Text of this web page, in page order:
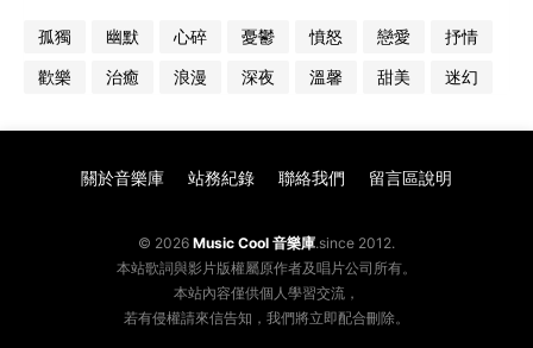
孤獨 幽默 心碎 憂鬱 憤怒 戀愛
抒情
歡樂
治癒 浪漫 深夜 溫馨 甜美 迷幻
© 2026 Music Cool 音樂庫.since 2012.
本站歌詞與影片版權屬原作者及唱片公司所有。
本站內容僅供個人學習交流，
若有侵權請來信告知，我們將立即配合刪除。
關於音樂庫 站務紀錄 聯絡我們 留言區說明